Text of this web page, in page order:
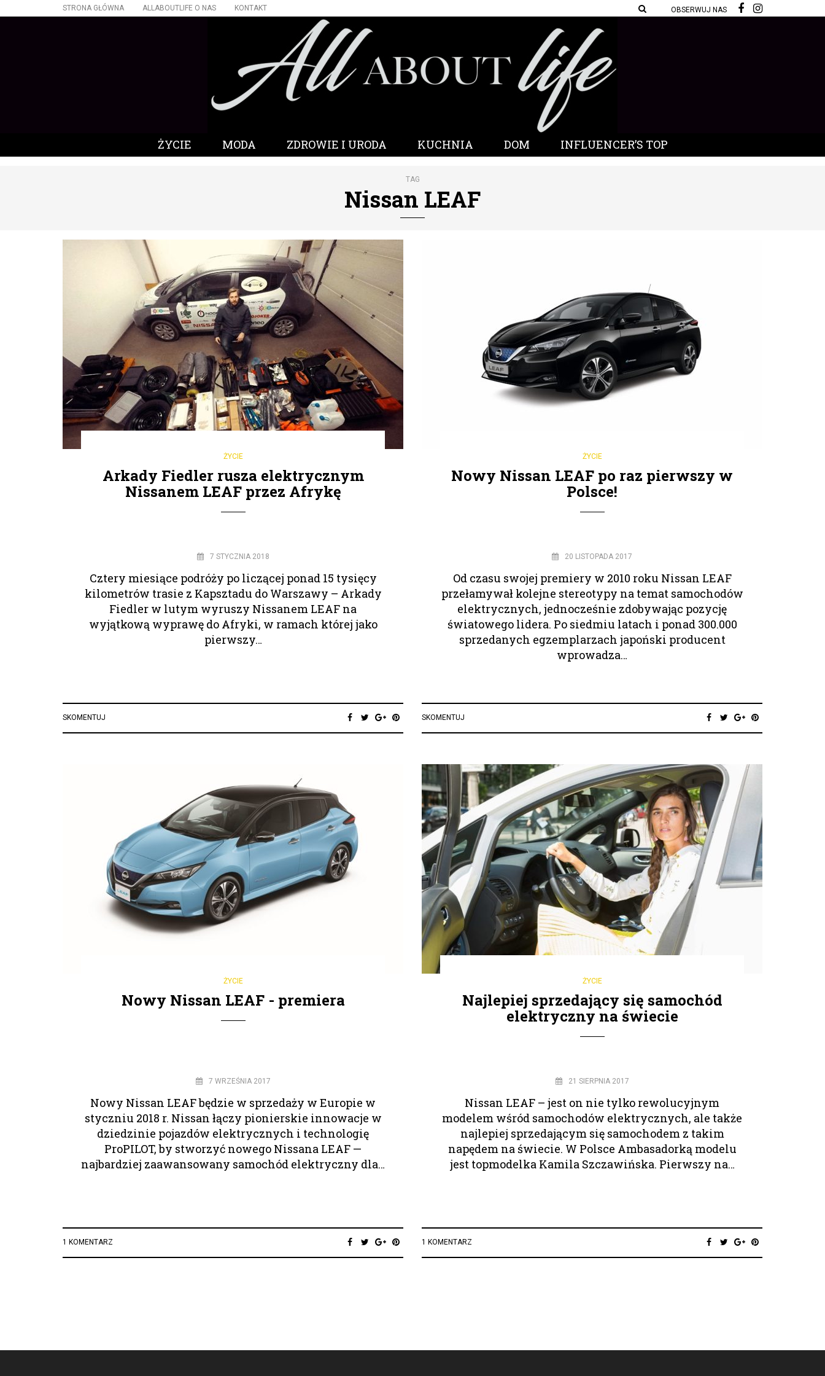
STRONA GŁÓWNA ALLABOUTLIFE O NAS KONTAKT OBSERWUJ NAS
ŻYCIE MODA ZDROWIE I URODA KUCHNIA DOM INFLUENCER’S TOP
TAG
Nissan LEAF
ŻYCIE
Arkady Fiedler rusza elektrycznym
Nissanem LEAF przez Afrykę
7 STYCZNIA 2018
Cztery miesiące podróży po liczącej ponad 15 tysięcy
kilometrów trasie z Kapsztadu do Warszawy – Arkady
Fiedler w lutym wyruszy Nissanem LEAF na
wyjątkową wyprawę do Afryki, w ramach której jako
pierwszy…
SKOMENTUJ
ŻYCIE
Nowy Nissan LEAF po raz pierwszy w
Polsce!
20 LISTOPADA 2017
Od czasu swojej premiery w 2010 roku Nissan LEAF
przełamywał kolejne stereotypy na temat samochodów
elektrycznych, jednocześnie zdobywając pozycję
światowego lidera. Po siedmiu latach i ponad 300.000
sprzedanych egzemplarzach japoński producent
wprowadza…
SKOMENTUJ
ŻYCIE
Nowy Nissan LEAF - premiera
7 WRZEŚNIA 2017
Nowy Nissan LEAF będzie w sprzedaży w Europie w
styczniu 2018 r. Nissan łączy pionierskie innowacje w
dziedzinie pojazdów elektrycznych i technologię
ProPILOT, by stworzyć nowego Nissana LEAF —
najbardziej zaawansowany samochód elektryczny dla…
1 KOMENTARZ
ŻYCIE
Najlepiej sprzedający się samochód
elektryczny na świecie
21 SIERPNIA 2017
Nissan LEAF – jest on nie tylko rewolucyjnym
modelem wśród samochodów elektrycznych, ale także
najlepiej sprzedającym się samochodem z takim
napędem na świecie. W Polsce Ambasadorką modelu
jest topmodelka Kamila Szczawińska. Pierwszy na…
1 KOMENTARZ